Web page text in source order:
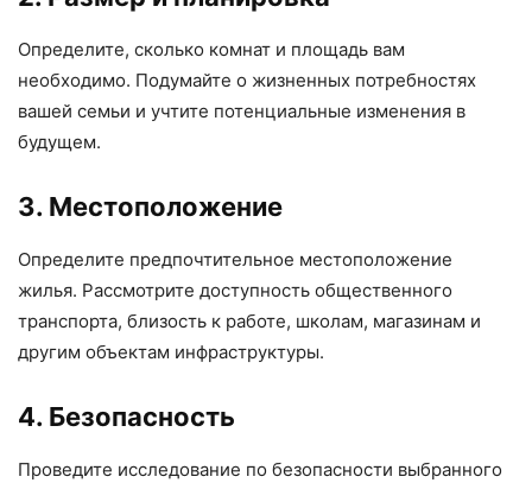
Определите, сколько комнат и площадь вам
необходимо. Подумайте о жизненных потребностях
вашей семьи и учтите потенциальные изменения в
будущем.
3. Местоположение
Определите предпочтительное местоположение
жилья. Рассмотрите доступность общественного
транспорта, близость к работе, школам, магазинам и
другим объектам инфраструктуры.
4. Безопасность
Проведите исследование по безопасности выбранного